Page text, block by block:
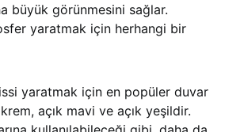
büyük görünmesini sağlar.
yaratmak için herhangi bir
yaratmak için en popüler duvar
açık mavi ve açık yeşildir.